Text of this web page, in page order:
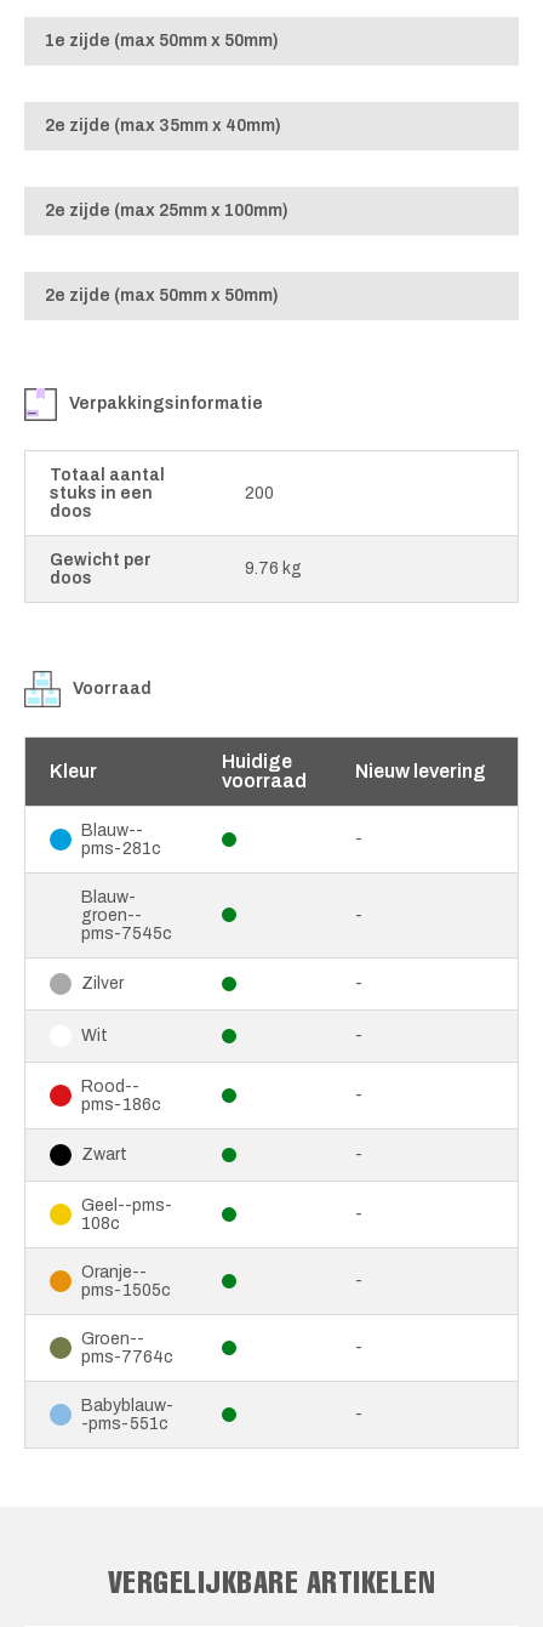
1e zijde (max 50mm x 50mm)
2e zijde (max 35mm x 40mm)
2e zijde (max 25mm x 100mm)
2e zijde (max 50mm x 50mm)
Verpakkingsinformatie
Totaal aantal
stuks in een
doos
200
Gewicht per
doos
9.76 kg
Voorraad
Kleur
Huidige
voorraad
Nieuw levering
Blauw--
pms-281c
-
Blauw-
groen--
pms-7545c
-
Zilver -
Wit -
Rood--
pms-186c
-
Zwart -
Geel--pms-
108c
-
Oranje--
pms-1505c
-
Groen--
pms-7764c
-
Babyblauw-
-pms-551c
-
VERGELIJKBARE ARTIKELEN